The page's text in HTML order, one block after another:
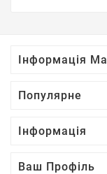
Інформація
Популярне
Інформація
Ваш Профіль